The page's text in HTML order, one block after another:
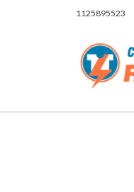
1125895523